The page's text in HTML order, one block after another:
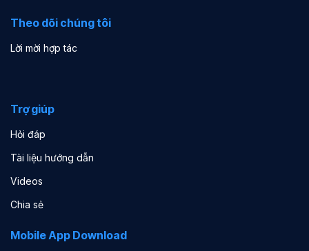
Theo dõi chúng tôi
Lời mời hợp tác
Trợ giúp
Hỏi đáp
Tài liệu hướng dẫn
Videos
Chia sẻ
Mobile App Download